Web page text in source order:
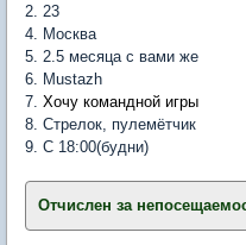
2. 23
4. Москва
5. 2.5 месяца с вами же
6. Mustazh
7. Хочу командной игры
8. Стрелок, пулемётчик
9. С 18:00(будни)
Отчислен за